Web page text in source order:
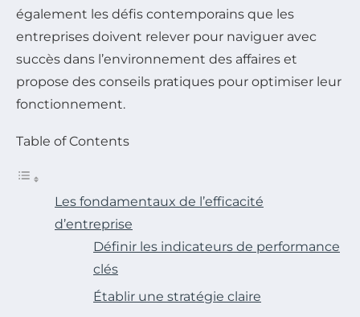
également les défis contemporains que les
entreprises doivent relever pour naviguer avec
succès dans l’environnement des affaires et
propose des conseils pratiques pour optimiser leur
fonctionnement.
Table of Contents
Les fondamentaux de l’efficacité
d’entreprise
Définir les indicateurs de performance
clés
Établir une stratégie claire